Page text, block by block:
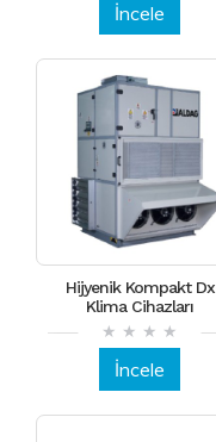
İncele
Hijyenik Kompakt Dx
Klima Cihazları
İncele